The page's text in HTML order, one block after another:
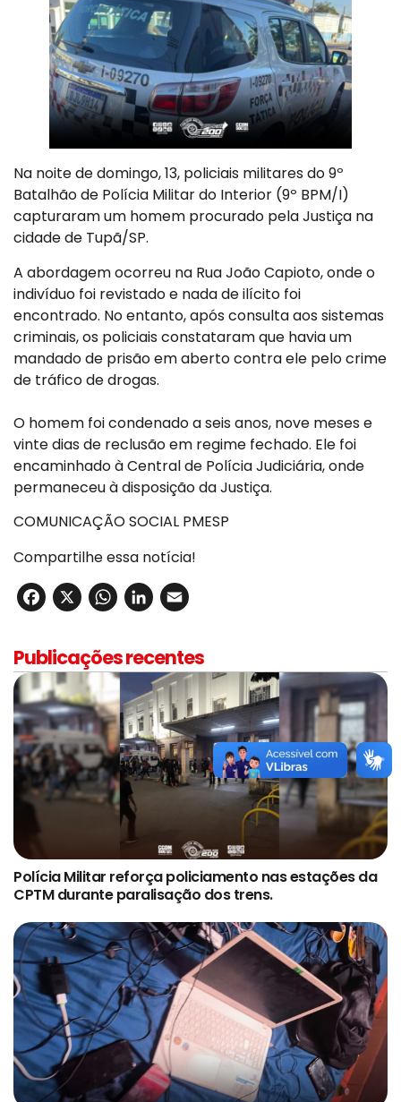
Na noite de domingo, 13, policiais militares do 9º
Batalhão de Polícia Militar do Interior (9º BPM/I)
capturaram um homem procurado pela Justiça na
cidade de Tupã/SP.
A abordagem ocorreu na Rua João Capioto, onde o
indivíduo foi revistado e nada de ilícito foi
encontrado. No entanto, após consulta aos sistemas
criminais, os policiais constataram que havia um
mandado de prisão em aberto contra ele pelo crime
de tráfico de drogas.
O homem foi condenado a seis anos, nove meses e
vinte dias de reclusão em regime fechado. Ele foi
encaminhado à Central de Polícia Judiciária, onde
permaneceu à disposição da Justiça.
COMUNICAÇÃO SOCIAL PMESP
Compartilhe essa notícia!
Facebook
X WhatsApp
LinkedIn
Publicações recentes
Polícia Militar reforça policiamento nas estações da
CPTM durante paralisação dos trens.